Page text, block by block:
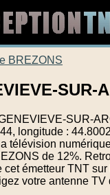
BREZONS
SUR-
SUR-
longitude :
télévision
de 12%.
cet émetteur TNT sur
votre antenne TV